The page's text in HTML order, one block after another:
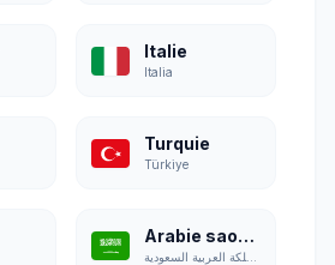
Italie
Italia
Turquie
Türkiye
Arabie saoudite